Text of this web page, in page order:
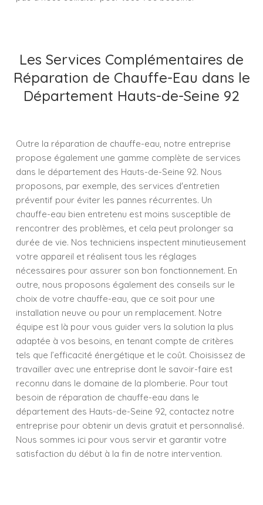
Les Services Complémentaires de
Réparation de Chauffe-Eau dans le
Département Hauts-de-Seine 92
Outre la réparation de chauffe-eau, notre entreprise
propose également une gamme complète de services
dans le département des Hauts-de-Seine 92. Nous
proposons, par exemple, des services d'entretien
préventif pour éviter les pannes récurrentes. Un
chauffe-eau bien entretenu est moins susceptible de
rencontrer des problèmes, et cela peut prolonger sa
durée de vie. Nos techniciens inspectent minutieusement
votre appareil et réalisent tous les réglages
nécessaires pour assurer son bon fonctionnement. En
outre, nous proposons également des conseils sur le
choix de votre chauffe-eau, que ce soit pour une
installation neuve ou pour un remplacement. Notre
équipe est là pour vous guider vers la solution la plus
adaptée à vos besoins, en tenant compte de critères
tels que l’efficacité énergétique et le coût. Choisissez de
travailler avec une entreprise dont le savoir-faire est
reconnu dans le domaine de la plomberie. Pour tout
besoin de réparation de chauffe-eau dans le
département des Hauts-de-Seine 92, contactez notre
entreprise pour obtenir un devis gratuit et personnalisé.
Nous sommes ici pour vous servir et garantir votre
satisfaction du début à la fin de notre intervention.